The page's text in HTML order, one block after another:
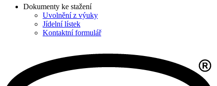
Dokumenty ke stažení
Uvolnění z výuky
Jídelní lístek
Kontaktní formulář